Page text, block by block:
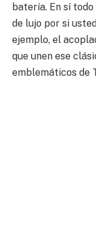
batería. En sí
de lujo por si
ejemplo, el
que unen ese
emblemáticos de